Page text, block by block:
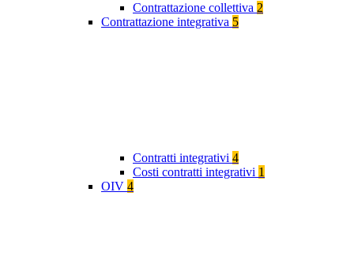
Contrattazione collettiva 2
Contrattazione integrativa 5
Contratti integrativi 4
Costi contratti integrativi 1
OIV 4